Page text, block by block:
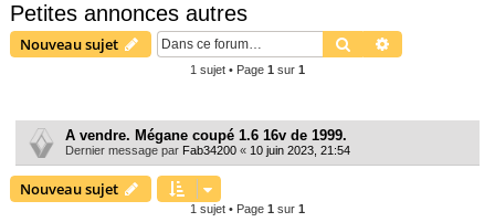
c
Petites annonces autres
Nouveau sujet Rechercher
1 sujet • Page 1 sur 1
A vendre. Mégane coupé 1.6 16v de 1999.
Dernier message par Fab34200 « 10 juin 2023, 21:54
Nouveau sujet
1 sujet • Page 1 sur 1